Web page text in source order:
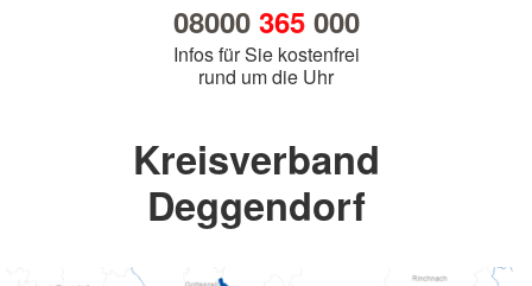
08000 365000
Infos für Sie kostenfrei
rund um die Uhr
Kreisverband
Deggendorf